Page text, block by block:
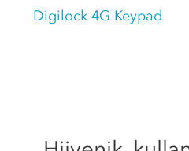
Digilock 4G Keypad